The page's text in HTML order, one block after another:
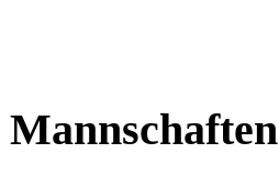
Mannschaften